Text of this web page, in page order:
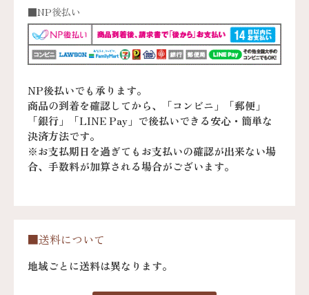
■NP後払い
NP後払いでも承ります。
商品の到着を確認してから、「コンビニ」「郵便」
「銀行」「LINE Pay」で後払いできる安心・簡単な
決済方法です。
※お支払期日を過ぎてもお支払いの確認が出来ない場
合、手数料が加算される場合がございます。
■送料について
地域ごとに送料は異なります。